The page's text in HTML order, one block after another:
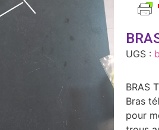
UGS :
BRAS
Bras
pour